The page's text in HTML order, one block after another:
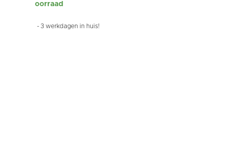
Op voorraad
Binnen 1 - 3 werkdagen in huis!